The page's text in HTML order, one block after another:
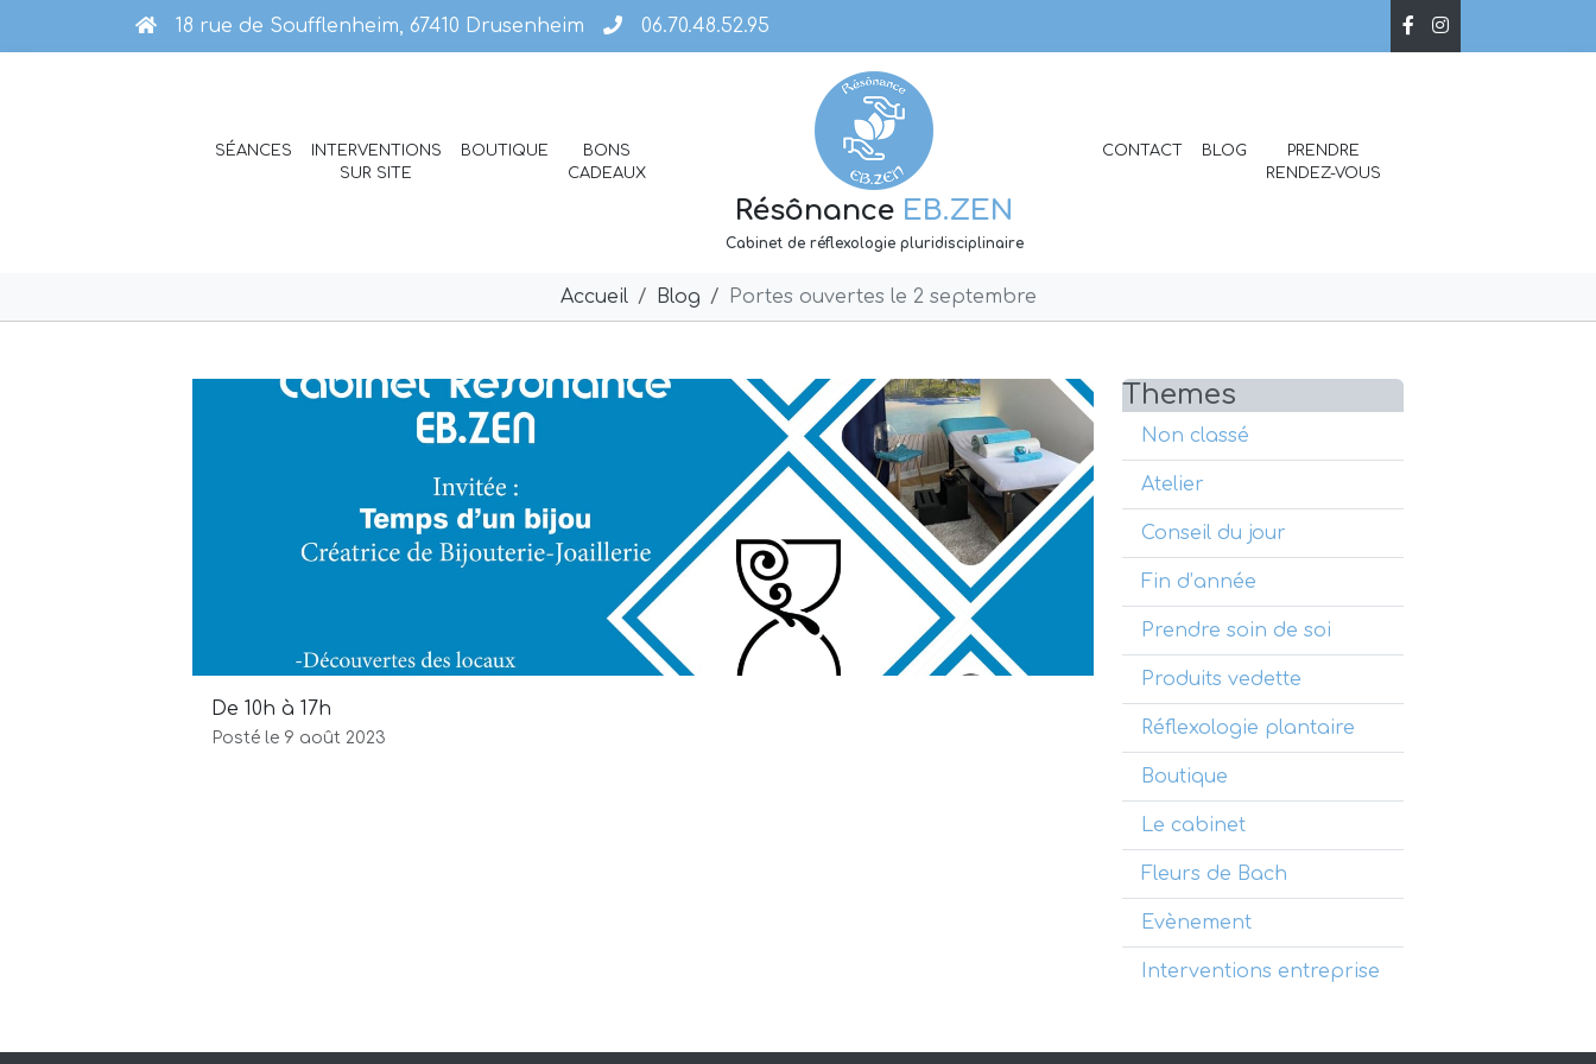
18 rue de Soufflenheim, 67410 Drusenheim 06.70.48.52.95
SÉANCES
INTERVENTIONS
SUR SITE
BOUTIQUE
BONS
CADEAUX
Résônance EB.ZEN
Cabinet de réflexologie pluridisciplinaire
CONTACT BLOG
PRENDRE
RENDEZ-VOUS
Accueil Blog Portes ouvertes le 2 septembre
Themes
Non classé
Atelier
Conseil du jour
Fin d’année
Prendre soin de soi
Produits vedette
Réflexologie plantaire
Boutique
Le cabinet
Fleurs de Bach
Evènement
Interventions entreprise
De 10h à 17h
Posté le 9 août 2023